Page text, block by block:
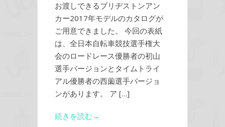
お渡しできるブリヂストンアン
カー2017年モデルのカタログが
ご用意できました。 今回の表紙
は、全日本自転車競技選手権大
会のロードレース優勝者の初山
選手バージョンとタイムトライ
アル優勝者の西薗選手バージョ
ンがあります。 ア […]
続きを読む→